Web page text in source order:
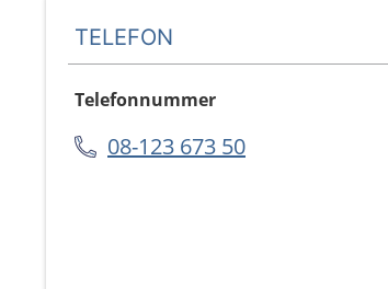
TELEFON
Telefonnummer
08-123 673 50